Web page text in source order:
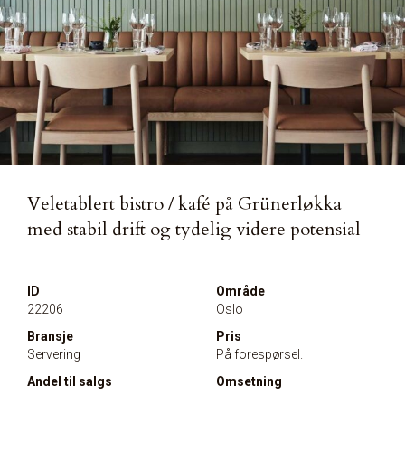
Veletablert bistro / kafé på Grünerløkka
med stabil drift og tydelig videre potensial
ID
22206
Område
Oslo
Bransje
Servering
Pris
På forespørsel.
Andel til salgs
Omsetning